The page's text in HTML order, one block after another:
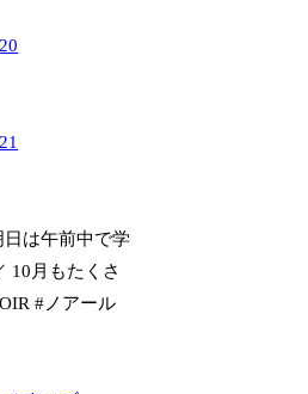
は午前中で学
10月 もたくさ
#ノアール